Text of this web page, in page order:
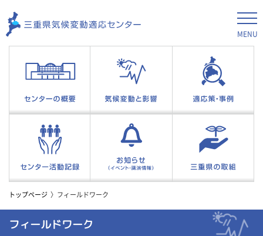
MENU
トップページ フィールドワーク
フィールドワーク